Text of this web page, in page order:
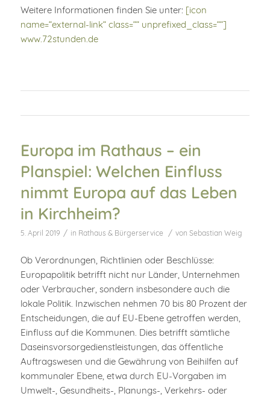
Weitere Informationen finden Sie unter: [icon
name=“external-link“ class=““ unprefixed_class=““]
www.72stunden.de
Europa im Rathaus – ein
Planspiel: Welchen Einfluss
nimmt Europa auf das Leben
in Kirchheim?
5. April 2019 / in Rathaus & Bürgerservice / von Sebastian Weig
Ob Verordnungen, Richtlinien oder Beschlüsse:
Europapolitik betrifft nicht nur Länder, Unternehmen
oder Verbraucher, sondern insbesondere auch die
lokale Politik. Inzwischen nehmen 70 bis 80 Prozent der
Entscheidungen, die auf EU-Ebene getroffen werden,
Einfluss auf die Kommunen. Dies betrifft sämtliche
Daseinsvorsorgedienstleistungen, das öffentliche
Auftragswesen und die Gewährung von Beihilfen auf
kommunaler Ebene, etwa durch EU-Vorgaben im
Umwelt-, Gesundheits-, Planungs-, Verkehrs- oder